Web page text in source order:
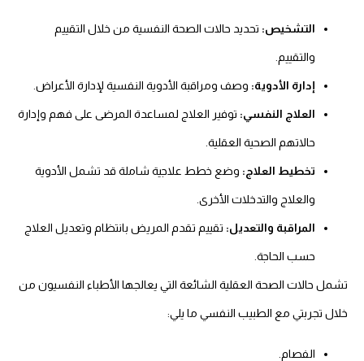
التشخيص: تحديد حالات الصحة النفسية من خلال التقييم
والتقييم.
إدارة الأدوية: وصف ومراقبة الأدوية النفسية لإدارة الأعراض.
العلاج النفسي: توفير العلاج لمساعدة المرضى على فهم وإدارة
حالاتهم الصحية العقلية.
تخطيط العلاج: وضع خطط علاجية شاملة قد تشمل الأدوية
والعلاج والتدخلات الأخرى.
المراقبة والتعديل: تقييم تقدم المريض بانتظام وتعديل العلاج
حسب الحاجة.
تشمل حالات الصحة العقلية الشائعة التي يعالجها الأطباء النفسيون من
خلال تجربتي مع الطبيب النفسي ما يلي:
الفصام.